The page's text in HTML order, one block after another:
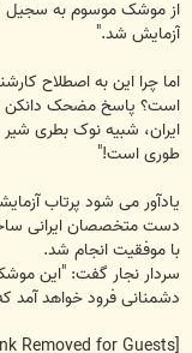
از موشک موسوم به سجیل
آزمایش شد."
است؟ پاسخ مضحک دانکن
طوری است!"
یادآور می شود پرتاب
دست متخصصان ایرانی
با موفقیت انجام شد.
سردار نجار گفت: "این
دشمنانی فرود خواهد آمد